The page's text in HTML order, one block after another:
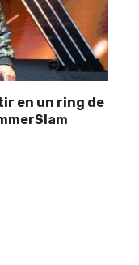
en un ring de